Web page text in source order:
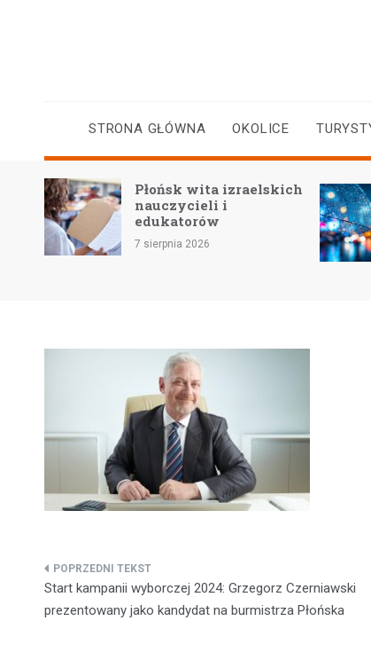
STRONA GŁÓWNA OKOLICE
Płońsk wita izraelskich
nauczycieli i
edukatorów
7 sierpnia 2026
Nawigacja
wpisu
Start kampanii wyborczej 2024: Grzegorz Czerniawski
prezentowany jako kandydat na burmistrza Płońska